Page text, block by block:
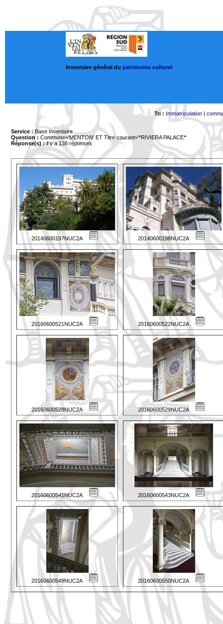
Inventaire général du patrimoine culturel
Tri : Immatriculation|
Service : Base Inventaire
Question : Commune='MENTON' ET Titre courant='*RIVIERA PALACE*'
Réponse(s) :il y a 138 réponses
20140600197NUC2A 20140600198NUC2A
20160600521NUC2A 20160600522NUC2A
20160600528NUC2A 20160600529NUC2A
20160600541NUC2A 20160600543NUC2A
20160600549NUC2A 20160600550NUC2A